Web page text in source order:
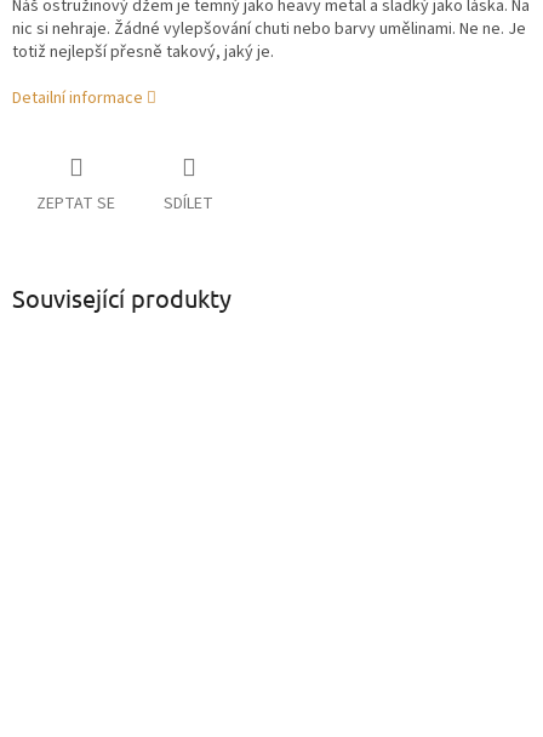
Náš ostružinový džem je temný jako heavy metal a sladký jako láska. Na
nic si nehraje. Žádné vylepšování chuti nebo barvy umělinami. Ne ne. Je
totiž nejlepší přesně takový, jaký je.
Detailní informace
ZEPTAT SE SDÍLET
Související produkty